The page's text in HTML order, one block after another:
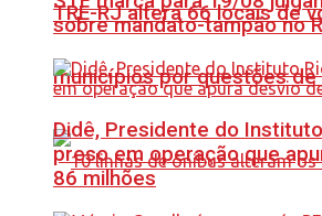
TRE-RJ altera 66 locais de
municípios por questões de
sobre mandato-tampão no
Didê, Presidente do
preso em operação que
86 milhões